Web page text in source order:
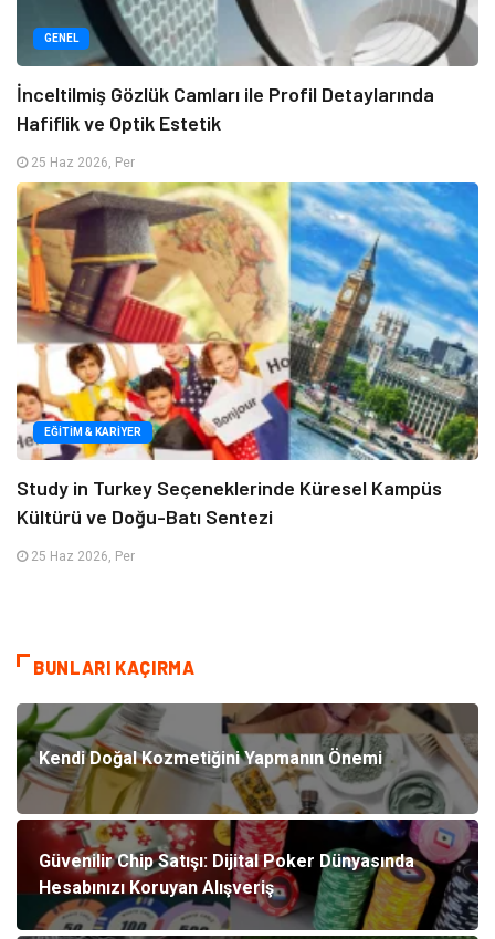
GENEL
İnceltilmiş Gözlük Camları ile Profil Detaylarında
Hafiflik ve Optik Estetik
25 Haz 2026, Per
EĞITIM & KARIYER
Study in Turkey Seçeneklerinde Küresel Kampüs
Kültürü ve Doğu-Batı Sentezi
25 Haz 2026, Per
BUNLARI KAÇIRMA
Kendi Doğal Kozmetiğini Yapmanın Önemi
Güvenilir Chip Satışı: Dijital Poker Dünyasında
Hesabınızı Koruyan Alışveriş